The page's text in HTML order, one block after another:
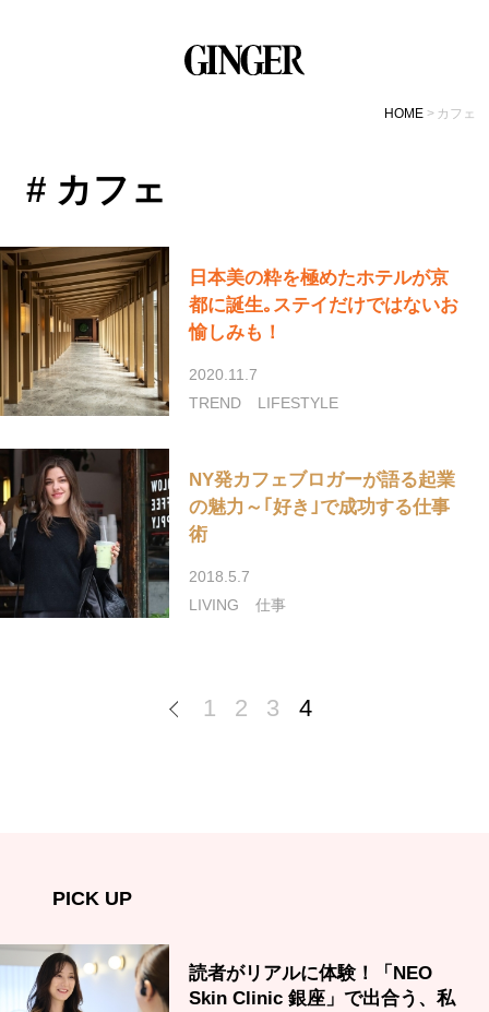
HOME カフェ
# カフェ
日本美の粋を極めたホテルが京
都に誕生｡ステイだけではないお
愉しみも！
2020.11.7
TREND
LIFESTYLE
NY発カフェブロガーが語る起業
の魅力～｢好き｣で成功する仕事
術
2018.5.7
LIVING
仕事
1 2 3 4
PICK UP
読者がリアルに体験！「NEO
Skin Clinic 銀座」で出合う、私